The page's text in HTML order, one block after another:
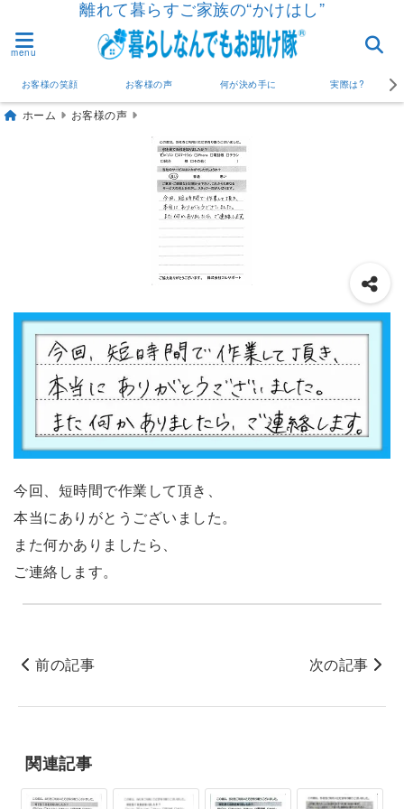
離れて暮らすご家族の“かけはし”
menu
お客様の笑顔 お客様の声 何が決め手に 実際は?
ホーム お客様の声
今回、短時間で作業して頂き、
本当にありがとうございました。
また何かありましたら、
ご連絡します。
前の記事 次の記事
関連記事